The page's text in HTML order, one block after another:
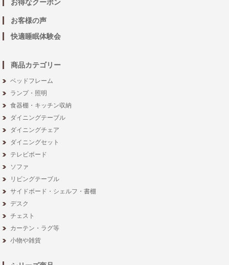
お得なクーポン
お客様の声
快適睡眠体験会
商品カテゴリー
ベッドフレーム
ランプ・照明
食器棚・キッチン収納
ダイニングテーブル
ダイニングチェア
ダイニングセット
テレビボード
ソファ
リビングテーブル
サイドボード・シェルフ・書棚
デスク
チェスト
カーテン・ラグ等
小物や雑貨